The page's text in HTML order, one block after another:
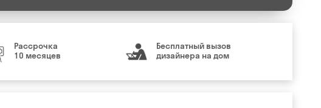
Рассрочка
10 месяцев
Бесплатный вызов
дизайнера на дом